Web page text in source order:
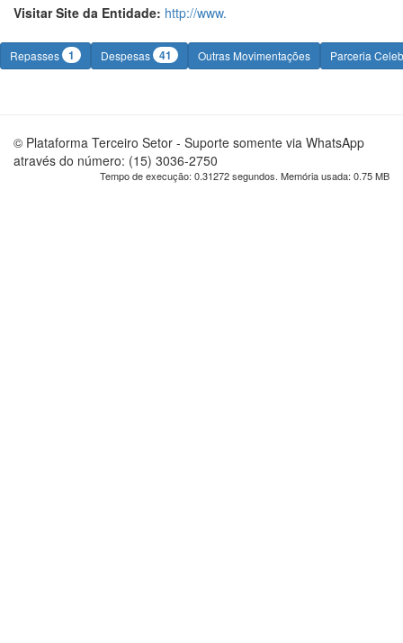
Visitar Site da Entidade: http://www.
Repasses 1 Despesas 41 Outras Movimentações Parceria
© Plataforma Terceiro Setor - Suporte somente via WhatsApp
através do número: (15) 3036-2750
Tempo de execução: 0.31272 segundos. Memória usada: 0.75 MB